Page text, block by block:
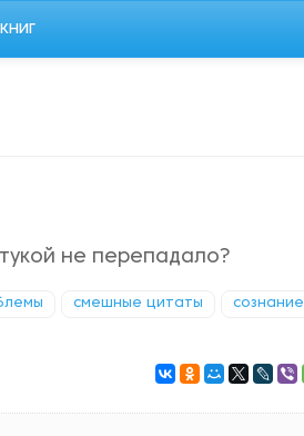
не перепадало?
смешные цитаты сознание